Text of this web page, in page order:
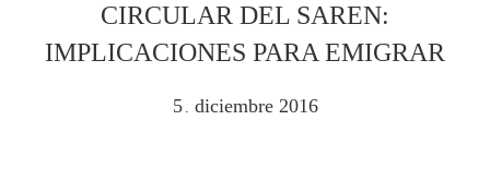
CIRCULAR DEL SAREN:
IMPLICACIONES PARA EMIGRAR
5 . diciembre 2016